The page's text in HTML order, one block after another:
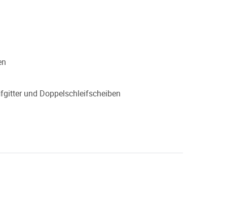
und Doppelschleifscheiben